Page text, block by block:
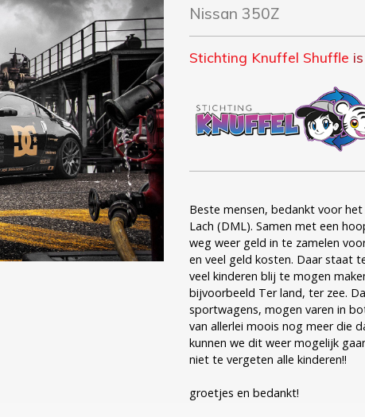
Nissan 350Z
Stichting Knuffel Shuffle
Beste mensen, bedankt voor
Lach (DML). Samen met een
weg weer geld in te zamelen
en veel geld kosten. Daar staat
veel kinderen blij te mogen
bijvoorbeeld Ter land, ter zee.
sportwagens, mogen varen in
van allerlei moois nog meer die
kunnen we dit weer mogelijk
niet te vergeten alle kinderen!!
groetjes en bedankt!